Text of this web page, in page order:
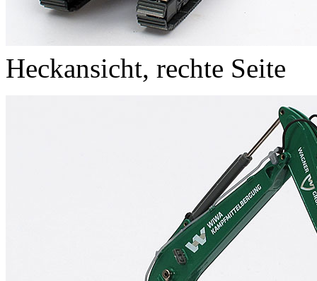
Heckansicht, rechte Seite